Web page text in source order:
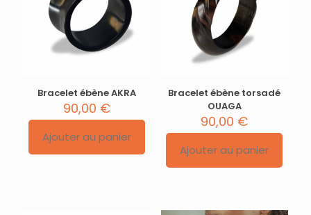
Bracelet ébène AKRA
90,00 €
Ajouter au panier
Bracelet ébène torsadé
OUAGA
90,00 €
Ajouter au panier